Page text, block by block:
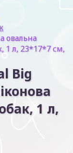
овальна
1 л, 23*17*7 см,
Big
1 л,